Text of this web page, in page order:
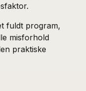
fuldt program,
misforhold
praktiske